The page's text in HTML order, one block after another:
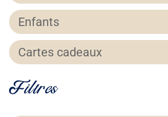
Enfants
Cartes cadeaux
Filtres